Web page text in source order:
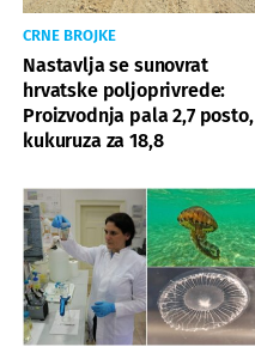
CRNE BROJKE
Nastavlja se sunovrat
hrvatske poljoprivrede:
Proizvodnja pala 2,7 posto,
kukuruza za 18,8